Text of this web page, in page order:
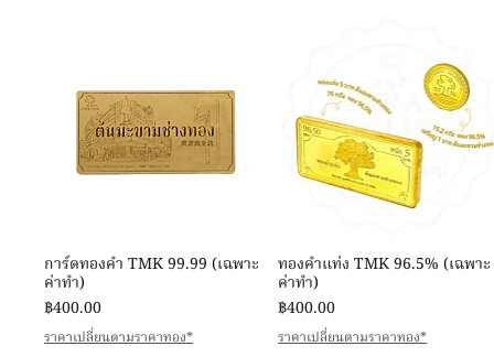
ดูข้อมูลด่วน
การ์ดทองคำ TMK 99.99 (เฉพาะ
ค่าทำ)
ราคา
฿400.00
ราคาเปลี่ยนตามราคาทอง*
ดูข้อมูลด่วน
ทองคำแท่ง TMK 96.5% (เฉพาะ
ค่าทำ)
ราคา
฿400.00
ราคาเปลี่ยนตามราคาทอง*